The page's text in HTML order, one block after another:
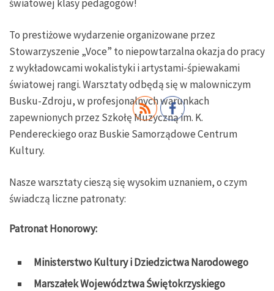
światowej klasy pedagogów!
To prestiżowe wydarzenie organizowane przez
Stowarzyszenie „Voce” to niepowtarzalna okazja do pracy
z wykładowcami wokalistyki i artystami-śpiewakami
światowej rangi. Warsztaty odbędą się w malowniczym
Busku-Zdroju, w profesjonalnych warunkach
zapewnionych przez Szkołę Muzyczną im. K.
Pendereckiego oraz Buskie Samorządowe Centrum
Kultury.
Nasze warsztaty cieszą się wysokim uznaniem, o czym
świadczą liczne patronaty:
Patronat Honorowy:
Ministerstwo Kultury i Dziedzictwa Narodowego
Marszałek Województwa Świętokrzyskiego